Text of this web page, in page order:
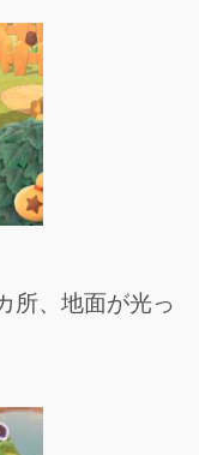
所、地面が光っ